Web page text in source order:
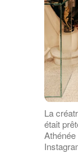
La
était